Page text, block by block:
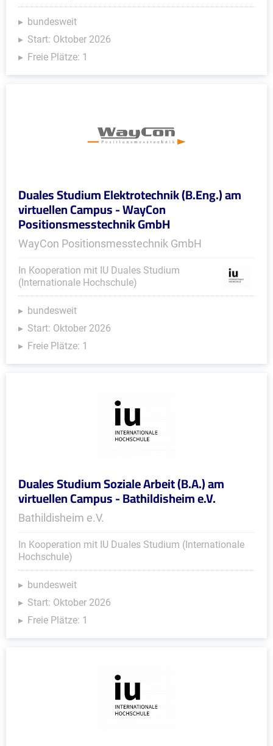
bundesweit
Start: Oktober 2026
Freie Plätze: 1
Duales Studium Elektrotechnik (B.Eng.) am
virtuellen Campus - WayCon
Positionsmesstechnik GmbH
WayCon Positionsmesstechnik GmbH
In Kooperation mit IU Duales Studium
(Internationale Hochschule)
bundesweit
Start: Oktober 2026
Freie Plätze: 1
Duales Studium Soziale Arbeit (B.A.) am
virtuellen Campus - Bathildisheim e.V.
Bathildisheim e.V.
In Kooperation mit IU Duales Studium (Internationale
Hochschule)
bundesweit
Start: Oktober 2026
Freie Plätze: 1